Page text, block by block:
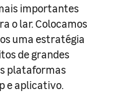
importantes
o lar. Colocamos
uma estratégia
de grandes
plataformas
e aplicativo.